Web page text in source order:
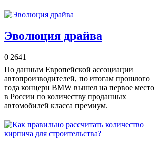
Эволюция драйва
0 2641
По данным Европейской ассоциации
автопроизводителей, по итогам прошлого
года концерн BMW вышел на первое место
в России по количеству проданных
автомобилей класса премиум.